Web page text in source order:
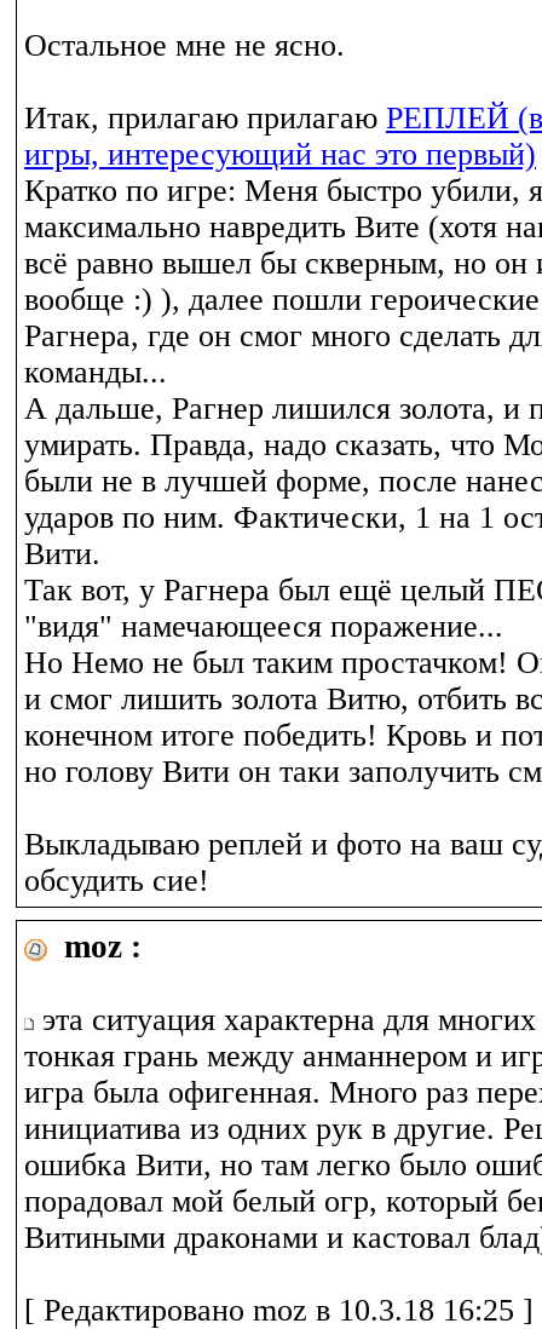
Остальное мне не ясно.
Итак, прилагаю прилагаю РЕПЛЕЙ
игры, интересующий нас это первый)
Кратко по игре: Меня быстро убили,
максимально навредить Вите (хотя
всё равно вышел бы скверным, но
вообще :) ), далее пошли
Рагнера, где он смог много сделать
команды...
А дальше, Рагнер лишился золота, и
умирать. Правда, надо сказать, что
были не в лучшей форме, после
ударов по ним. Фактически, 1 на 1
Вити.
Так вот, у Рагнера был ещё целый
"видя" намечающееся поражение...
Но Немо не был таким простачком!
и смог лишить золота Витю, отбить
конечном итоге победить! Кровь и
но голову Вити он таки заполучить
Выкладываю реплей и фото на ваш
обсудить сие!
moz :
эта ситуация характерна для
тонкая грань между анманнером и
игра была офигенная. Много раз
инициатива из одних рук в другие.
ошибка Вити, но там легко было
порадовал мой белый огр, который
Витиными драконами и кастовал
[ Редактировано moz в 10.3.18 16:25 ]